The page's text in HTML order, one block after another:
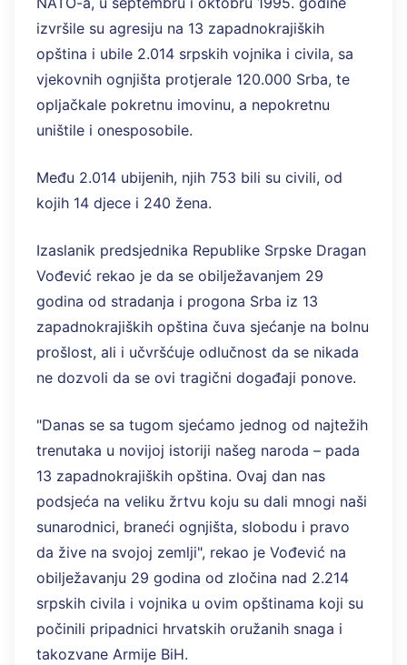
izvršile su agresiju na 13 zapadnokrajiških
opština i ubile 2.014 srpskih vojnika i civila, sa
vjekovnih ognjišta protjerale 120.000 Srba, te
opljačkale pokretnu imovinu, a nepokretnu
uništile i onesposobile.
Među 2.014 ubijenih, njih 753 bili su civili, od
kojih 14 djece i 240 žena.
Izaslanik predsjednika Republike Srpske Dragan
Vođević rekao je da se obilježavanjem 29
godina od stradanja i progona Srba iz 13
zapadnokrajiških opština čuva sjećanje na bolnu
prošlost, ali i učvršćuje odlučnost da se nikada
ne dozvoli da se ovi tragični događaji ponove.
"Danas se sa tugom sjećamo jednog od najtežih
trenutaka u novijoj istoriji našeg naroda – pada
13 zapadnokrajiških opština. Ovaj dan nas
podsjeća na veliku žrtvu koju su dali mnogi naši
sunarodnici, braneći ognjišta, slobodu i pravo
da žive na svojoj zemlji", rekao je Vođević na
obilježavanju 29 godina od zločina nad 2.214
srpskih civila i vojnika u ovim opštinama koji su
počinili pripadnici hrvatskih oružanih snaga i
takozvane Armije BiH.